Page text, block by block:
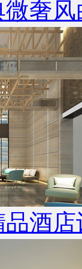
奢
酒